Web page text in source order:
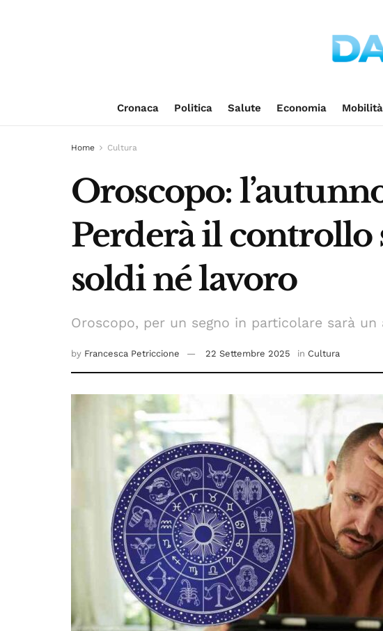
Cronaca Politica Salute Economia Mobilità
Home Cultura
Oroscopo:
Perderà il controllo
soldi né lavoro
Oroscopo, per un segno in particolare sarà
by Francesca Petriccione 22 Settembre 2025 in Cultura